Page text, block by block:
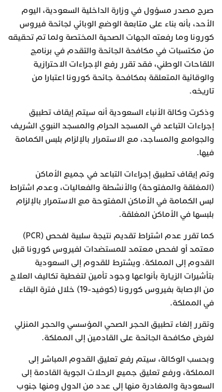
صرح مصدر مسؤول في وزارة الداخلية السعودية، اليوم
الأحد، بأنه بناء على متابعة الوضع الوبائي لجائحة فيروس
كورونا وما رفعته الجهات الصحية المختصة ولما تم تحقيقه
من مكتسبات في مكافحة الجائحة والتقدم في برنامج
اللقاحات الوطني، فقد تقرر رفع الإجراءات الاحترازية
والوقائية المتعلقة بمكافحة جائحة كورونا اعتبارا من
تاريخه.
وذكرت وكالة الأنباء السعودية أنه سيتم إيقاف تطبيق
إجراءات التباعد في المسجد الحرام والمسجد النبوي الشريف
والجوامع والمساجد، مع الاستمرار بالإلزام بلبس الكمامة
فيها.
وتم إيقاف تطبيق إجراءات التباعد في جميع الأماكن
(المغلقة والمفتوحة) والأنشطة والفعاليات، وعدم اشتراط
لبس الكمامة في الأماكن المفتوحة مع الاستمرار بالإلزام
بلبسها في الأماكن المغلقة.
كما تقرر عدم اشتراط تقديم نتيجة سلبية لفحص (PCR)
معتمد أو لفحص معتمد للمستضدات لفيروس كورونا قبل
القدوم إلى المملكة. ويشترط للقدوم إلى السعودية
بتأشيرات الزيارة بأنواعها وجود تأمين لتغطية تكاليف العلاج
من الإصابة بفيروس كورونا (كوفيد-19) خلال فترة البقاء
في المملكة.
وتقرر إلغاء تطبيق الحجر الصحي المؤسسي والحجر المنزلي
لغرض مكافحة الجائحة على القادمين إلى المملكة.
وبحسب الوكالة، سيتم رفع تعليق القدوم المباشر إلى
المملكة، ورفع تعليق جميع الرحلات الجوية القادمة إلى
السعودية والمغادرة منها إلى عدد من الدول ومنها جنوب